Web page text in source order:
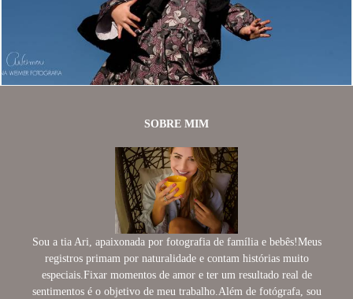
1328 4
SOBRE MIM
Sou a tia Ari, apaixonada por fotografia de família e bebês!Meus
registros primam por naturalidade e contam histórias muito
especiais.Fixar momentos de amor e ter um resultado real de
sentimentos é o objetivo de meu trabalho.Além de fotógrafa, sou